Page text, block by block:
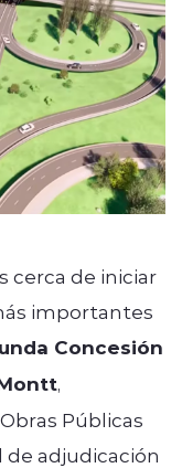
cerca de iniciar
importantes
Concesión
,
Públicas
de adjudicación